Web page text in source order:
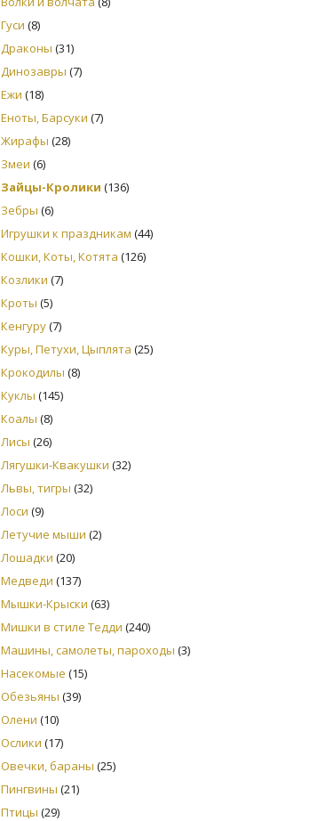
Гуси (8)
Драконы (31)
Динозавры (7)
Ежи (18)
Еноты, Барсуки (7)
Жирафы (28)
Змеи (6)
Зайцы-Кролики (136)
Зебры (6)
Игрушки к праздникам (44)
Кошки, Коты, Котята (126)
Козлики (7)
Кроты (5)
Кенгуру(7)
Куры, Петухи, Цыплята (25)
Крокодилы (8)
Куклы (145)
Коалы (8)
Лисы (26)
Лягушки-Квакушки (32)
Львы, тигры (32)
Лоси (9)
Летучие мыши (2)
Лошадки (20)
Медведи (137)
Мышки-Крыски (63)
Мишки в стиле Тедди (240)
Машины, самолеты, пароходы (3)
Насекомые (15)
Обезьяны (39)
Олени (10)
Ослики (17)
Овечки, бараны (25)
Пингвины (21)
Птицы (29)